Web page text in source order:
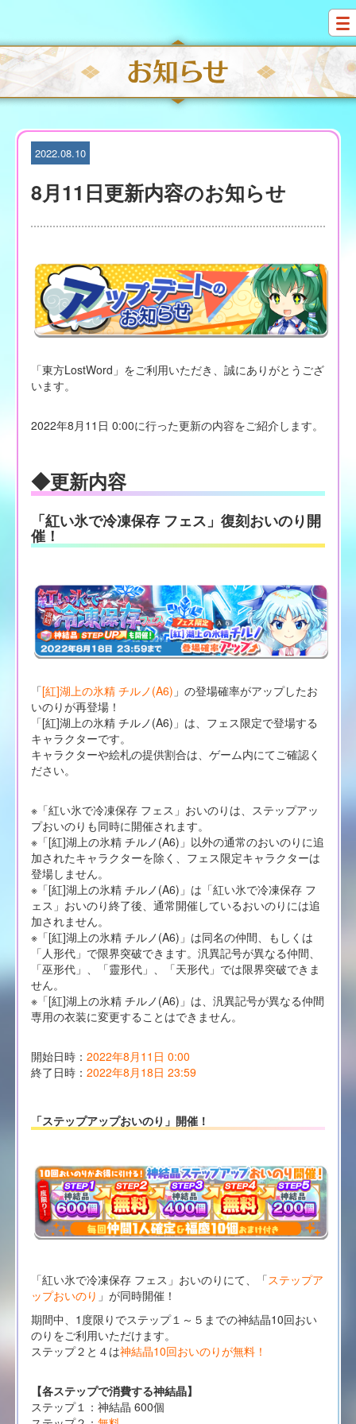
i
p
t
o
c
2022.08.10
8月11日更新内容のお知らせ
「東方LostWord」をご利用いただき、誠にありがとうござ
います。
2022年8月11日 0:00に行った更新の内容をご紹介します。
◆更新内容
「紅い氷で冷凍保存 フェス」復刻おいのり開
催！
「[紅]湖上の氷精 チルノ(A6) 」の登場確率がアップしたお
いのりが再登場！
「[紅]湖上の氷精 チルノ(A6)」は、フェス限定で登場する
キャラクターです。
キャラクターや絵札の提供割合は、ゲーム内にてご確認く
ださい。
※「紅い氷で冷凍保存 フェス」おいのりは、ステップアッ
プおいのりも同時に開催されます。
※「[紅]湖上の氷精 チルノ(A6)」以外の通常のおいのりに追
加されたキャラクターを除く、フェス限定キャラクターは
登場しません。
※「[紅]湖上の氷精 チルノ(A6)」は「紅い氷で冷凍保存 フ
ェス」おいのり終了後、通常開催しているおいのりには追
加されません。
※「[紅]湖上の氷精 チルノ(A6)」は同名の仲間、もしくは
「人形代」で限界突破できます。汎異記号が異なる仲間、
「巫形代」、「靈形代」、「天形代」では限界突破できま
せん。
※「[紅]湖上の氷精 チルノ(A6)」は、汎異記号が異なる仲間
専用の衣装に変更することはできません。
開始日時： 2022年8月11日 0:00
終了日時： 2022年8月18日 23:59
「ステップアップおいのり」開催！
「紅い氷で冷凍保存 フェス」おいのりにて、「ステップア
ップおいのり 」が同時開催！
期間中、1度限りでステップ１～５までの神結晶10回おい
のりをご利用いただけます。
ステップ２と４は神結晶10回おいのりが無料！
【各ステップで消費する神結晶】
ステップ１：神結晶 600個